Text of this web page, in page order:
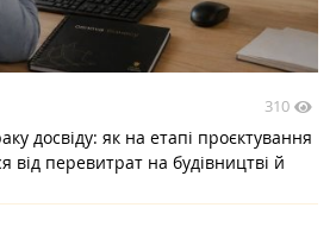
310
досвіду: як на етапі проєктування
від перевитрат на будівництві й